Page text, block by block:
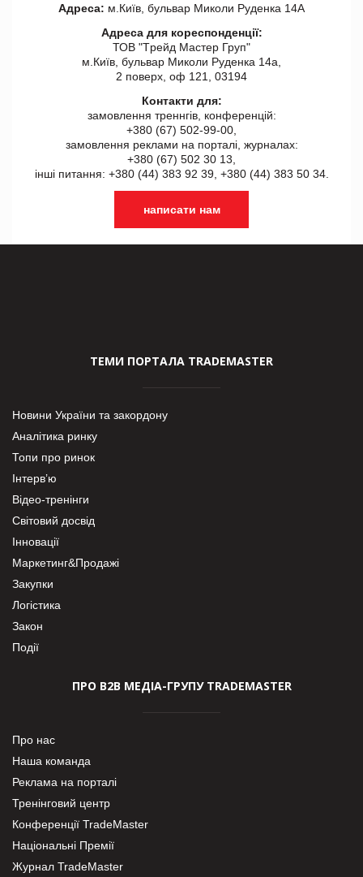
Адреса: м.Київ, бульвар Миколи Руденка 14А
Адреса для кореспонденції:
ТОВ "Tрейд Мастер Груп"
м.Київ, бульвар Миколи Руденка 14а,
2 поверх, оф 121, 03194
Контакти для:
замовлення треннгів, конференцій:
+380 (67) 502-99-00,
замовлення реклами на порталі, журналах:
+380 (67) 502 30 13,
інші питання: +380 (44) 383 92 39, +380 (44) 383 50 34.
написати нам
ТЕМИ ПОРТАЛА TRADEMASTER
Новини України та закордону
Аналітика ринку
Топи про ринок
Інтерв’ю
Відео-тренінги
Світовий досвід
Інновації
Маркетинг&Продажі
Закупки
Логістика
Закон
Події
ПРО В2В МЕДІА-ГРУПУ TRADEMASTER
Про нас
Наша команда
Реклама на порталі
Тренінговий центр
Конференції TradeMaster
Національні Премії
Журнал TradeMaster